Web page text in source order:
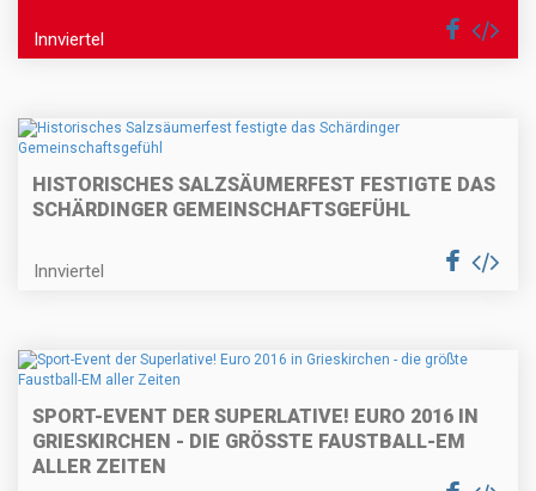
Innviertel
HISTORISCHES SALZSÄUMERFEST FESTIGTE DAS
SCHÄRDINGER GEMEINSCHAFTSGEFÜHL
Innviertel
SPORT-EVENT DER SUPERLATIVE! EURO 2016 IN
GRIESKIRCHEN - DIE GRÖSSTE FAUSTBALL-EM A
LLER ZEITEN